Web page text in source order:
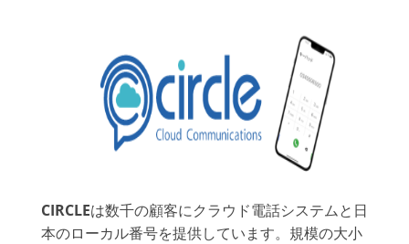
CIRCLEは数千の顧客にクラウド電話システムと日
本のローカル番号を提供しています。規模の大小